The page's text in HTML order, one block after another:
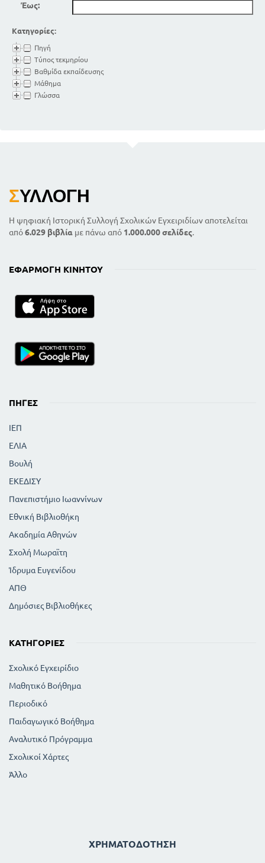
Έως:
Κατηγορίες:
Πηγή
Τύπος τεκμηρίου
Βαθμίδα εκπαίδευσης
Μάθημα
Γλώσσα
ΣΥΛΛΟΓΉ
Η ψηφιακή Ιστορική Συλλογή Σχολικών Εγχειριδίων αποτελείται
από6.029 βιβλία με πάνω από 1.000.000 σελίδες.
ΕΦΑΡΜΟΓΉ ΚΙΝΗΤΟΎ
ΠΗΓΈΣ
ΙΕΠ
ΕΛΙΑ
Βουλή
ΕΚΕΔΙΣΥ
Πανεπιστήμιο Ιωαννίνων
Εθνική Βιβλιοθήκη
Ακαδημία Αθηνών
Σχολή Μωραϊτη
Ίδρυμα Ευγενίδου
ΑΠΘ
Δημόσιες Βιβλιοθήκες
ΚΑΤΗΓΟΡΊΕΣ
Σχολικό Εγχειρίδιο
Μαθητικό Βοήθημα
Περιοδικό
Παιδαγωγικό Βοήθημα
Αναλυτικό Πρόγραμμα
Σχολικοί Χάρτες
Άλλο
ΧΡΗΜΑΤΟΔΌΤΗΣΗ